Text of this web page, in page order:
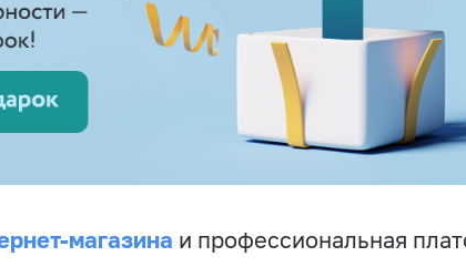
магазина и профессиональная